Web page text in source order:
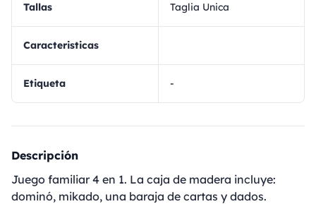
Tallas Taglia Unica
Caracteristicas
Etiqueta -
Descripción
Juego familiar 4 en 1. La caja de madera incluye:
dominó, mikado, una baraja de cartas y dados.